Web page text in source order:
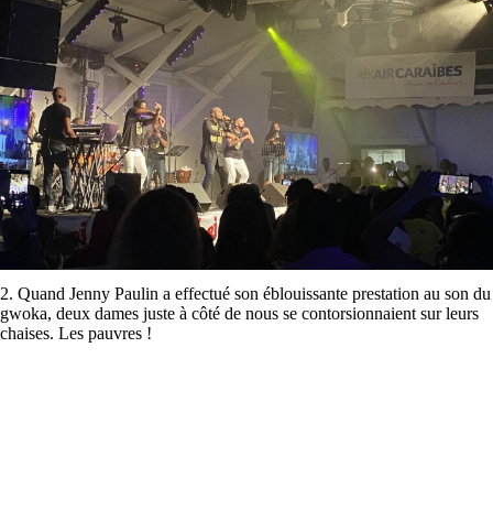
2. Quand Jenny Paulin a effectué son éblouissante prestation au son du
gwoka, deux dames juste à côté de nous se contorsionnaient sur leurs
chaises. Les pauvres !